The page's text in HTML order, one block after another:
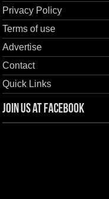
Privacy Policy
Terms of use
Advertise
Contact
Quick Links
Join us at Facebook